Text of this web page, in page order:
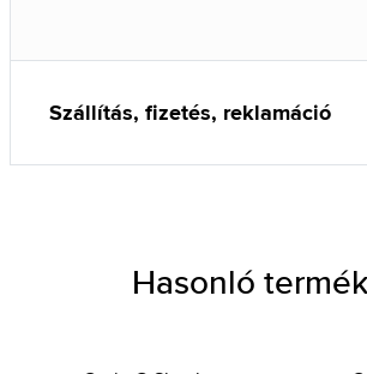
Szállítás, fizetés, reklamáció
Hasonló